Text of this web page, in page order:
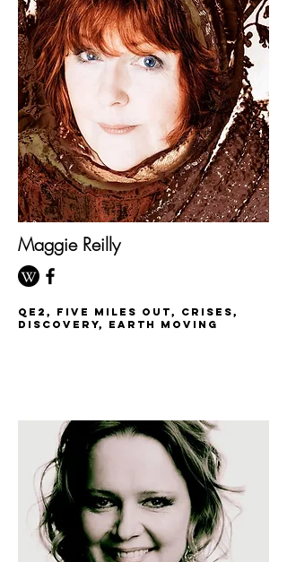
Maggie Reilly
QE2, Five Miles Out, Crises,
Discovery, earth moving